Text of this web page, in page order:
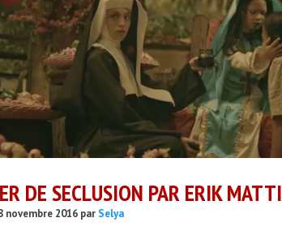
DE SECLUSION PAR ERIK MATTI
novembre 2016 par Selya